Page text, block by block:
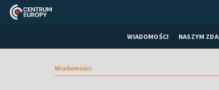
WIADOMOŚCI NASZYM
Wiadomości